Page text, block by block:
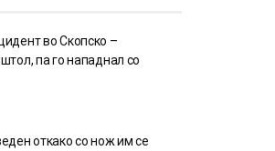
во Скопско –
па го нападнал со
откако со нож им се